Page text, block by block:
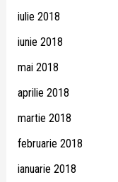
iulie 2018
iunie 2018
mai 2018
aprilie 2018
martie 2018
februarie 2018
ianuarie 2018